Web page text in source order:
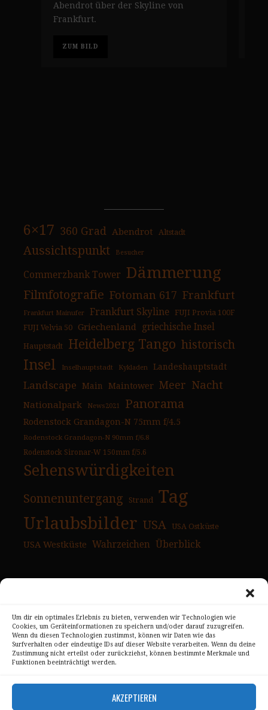
Um dir ein optimales Erlebnis zu bieten, verwenden wir Technologien wie
Cookies, um Geräteinformationen zu speichern und/oder darauf zuzugreifen.
Wenn du diesen Technologien zustimmst, können wir Daten wie das
Surfverhalten oder eindeutige IDs auf dieser Website verarbeiten. Wenn du deine
Zustimmung nicht erteilst oder zurückziehst, können bestimmte Merkmale und
Funktionen beeinträchtigt werden.
AKZEPTIEREN
Abendrot über der Skyline von
Frankfurt.
ZUM BILD
6×17 360 Grad Abendrot Altstadt
Aussichtspunkt Besucher
Commerzbank Tower Dämmerung
Filmfotografie Fotoman 617 Frankfurt
Frankfurt Mainufer Frankfurt Skyline
FUJI Provia 100F
FUJI Velvia 50
Griechenland griechische Insel
Hauptstadt Heidelberg Tango historisch
Insel Inselhauptstadt Kykladen Landeshauptstadt
Landscape Main Maintower Meer Nacht
Nationalpark News2021 Panorama
Rodenstock Grandagon-N 75mm f/4.5
Rodenstock Grandagon-N 90mm f/6.8
Rodenstock Sironar-W 150mm f/5.6
Sehenswürdigkeiten
Sonnenuntergang Strand Tag
Urlaubsbilder USA USA Ostküste
USA Westküste Wahrzeichen Überblick
Drum Scan Service
Sitemap Page
Kontakt
Alle Bilder unterliegen dem Urheberrecht von